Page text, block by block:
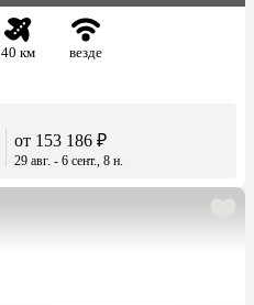
40 км везде
от 153 186 ₽
29 авг. - 6 сент., 8 н.